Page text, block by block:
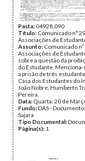
Pasta:04928.090
Título: Comunicado nº
Associações de
Assunto: Comunicado
Associações de
sobre a questão da
do Estudante.
a prisão de três
Casa dos Estudantes do
João Nobre, Humberto
Pereira.
Data: Quarta, 20 de
Fundo:DAS -
Sajara
Tipo Documental:
Página(s): 1